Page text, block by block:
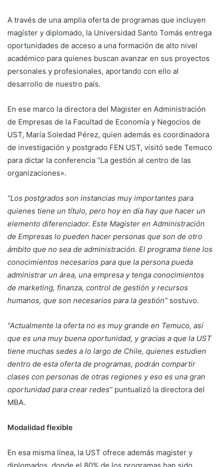
A través de una amplia oferta de programas que incluyen
magíster y diplomado, la Universidad Santo Tomás entrega
oportunidades de acceso a una formación de alto nivel
académico para quienes buscan avanzar en sus proyectos
personales y profesionales, aportando con ello al
desarrollo de nuestro país.
En ese marco la directora del Magister en Administración
de Empresas de la Facultad de Economía y Negocios de
UST, María Soledad Pérez, quien además es coordinadora
de investigación y postgrado FEN UST, visitó sede Temuco
para dictar la conferencia “La gestión al centro de las
organizaciones».
“Los postgrados son instancias muy importantes para
quienes tiene un título, pero hoy en día hay que hacer un
elemento diferenciador. Este Magister en Administración
de Empresas lo pueden hacer personas que son de otro
ámbito que no sea de administración. El programa tiene los
conocimientos necesarios para que la persona pueda
administrar un área, una empresa y tenga conocimientos
de marketing, finanza, control de gestión y recursos
humanos, que son necesarios para la gestión” sostuvo.
“Actualmente la oferta no es muy grande en Temuco, así
que es una muy buena oportunidad, y gracias a que la UST
tiene muchas sedes a lo largo de Chile, quienes estudien
dentro de esta oferta de programas, podrán compartir
clases con personas de otras regiones y eso es una gran
oportunidad para crear redes” puntualizó la directora del
MBA.
Modalidad flexible
En esa misma línea, la UST ofrece además magister y
diplomados, donde el 80% de los programas han sido